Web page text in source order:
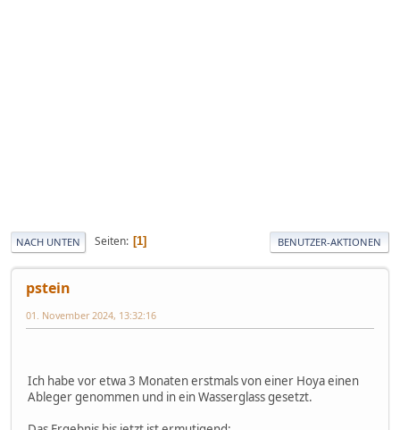
NACH UNTEN Seiten 1 BENUTZER-AKTIONEN
pstein
01. November 2024, 13:32:16
Ich habe vor etwa 3 Monaten erstmals von einer Hoya einen
Ableger genommen und in ein Wasserglass gesetzt.